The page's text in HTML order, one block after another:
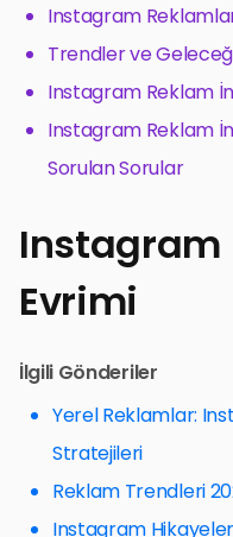
Instagram
Trendler ve
Instagram Reklam
Instagram Reklam
Sorulan Sorular
Instagram
Evrimi
İlgili Gönderiler
Yerel Reklamlar:
Stratejileri
Reklam Trendleri
Instagram